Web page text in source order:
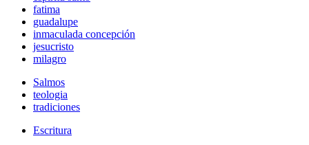
fatima
guadalupe
inmaculada concepción
jesucristo
milagro
Salmos
teologia
tradiciones
Escritura